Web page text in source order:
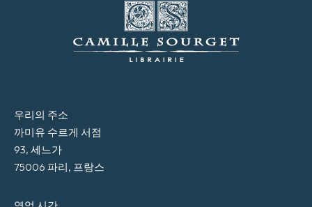
우리의 주소
까미유 수르게 서점
93, 세느가
75006 파리, 프랑스